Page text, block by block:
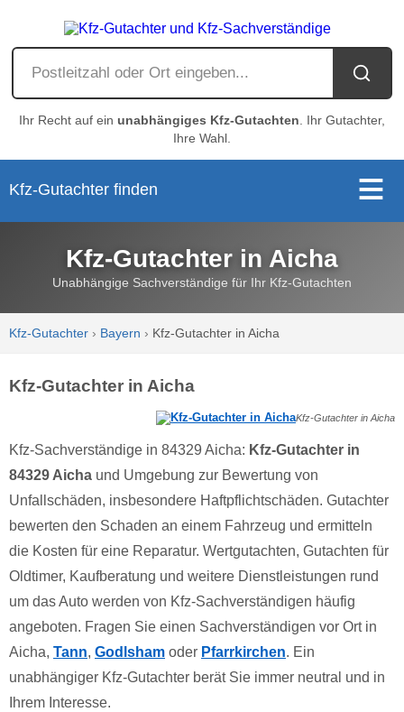
Ihr Recht auf ein unabhängiges Kfz-Gutachten . Ihr Gutachter,
Ihre Wahl.
Kfz-Gutachter finden
Kfz-Gutachter in Aicha
Unabhängige Sachverständige für Ihr Kfz-Gutachten
Kfz-Gutachter › Bayern › Kfz-Gutachter in Aicha
Kfz-Gutachter in Aicha
Kfz-Gutachter in Aicha
Kfz-Sachverständige in 84329 Aicha: Kfz-Gutachter in
84329 Aicha und Umgebung zur Bewertung von
Unfallschäden, insbesondere Haftpflichtschäden. Gutachter
bewerten den Schaden an einem Fahrzeug und ermitteln
die Kosten für eine Reparatur. Wertgutachten, Gutachten für
Oldtimer, Kaufberatung und weitere Dienstleistungen rund
um das Auto werden von Kfz-Sachverständigen häufig
angeboten. Fragen Sie einen Sachverständigen vor Ort in
Aicha, Tann, Godlsham oder Pfarrkirchen. Ein
unabhängiger Kfz-Gutachter berät Sie immer neutral und in
Ihrem Interesse.